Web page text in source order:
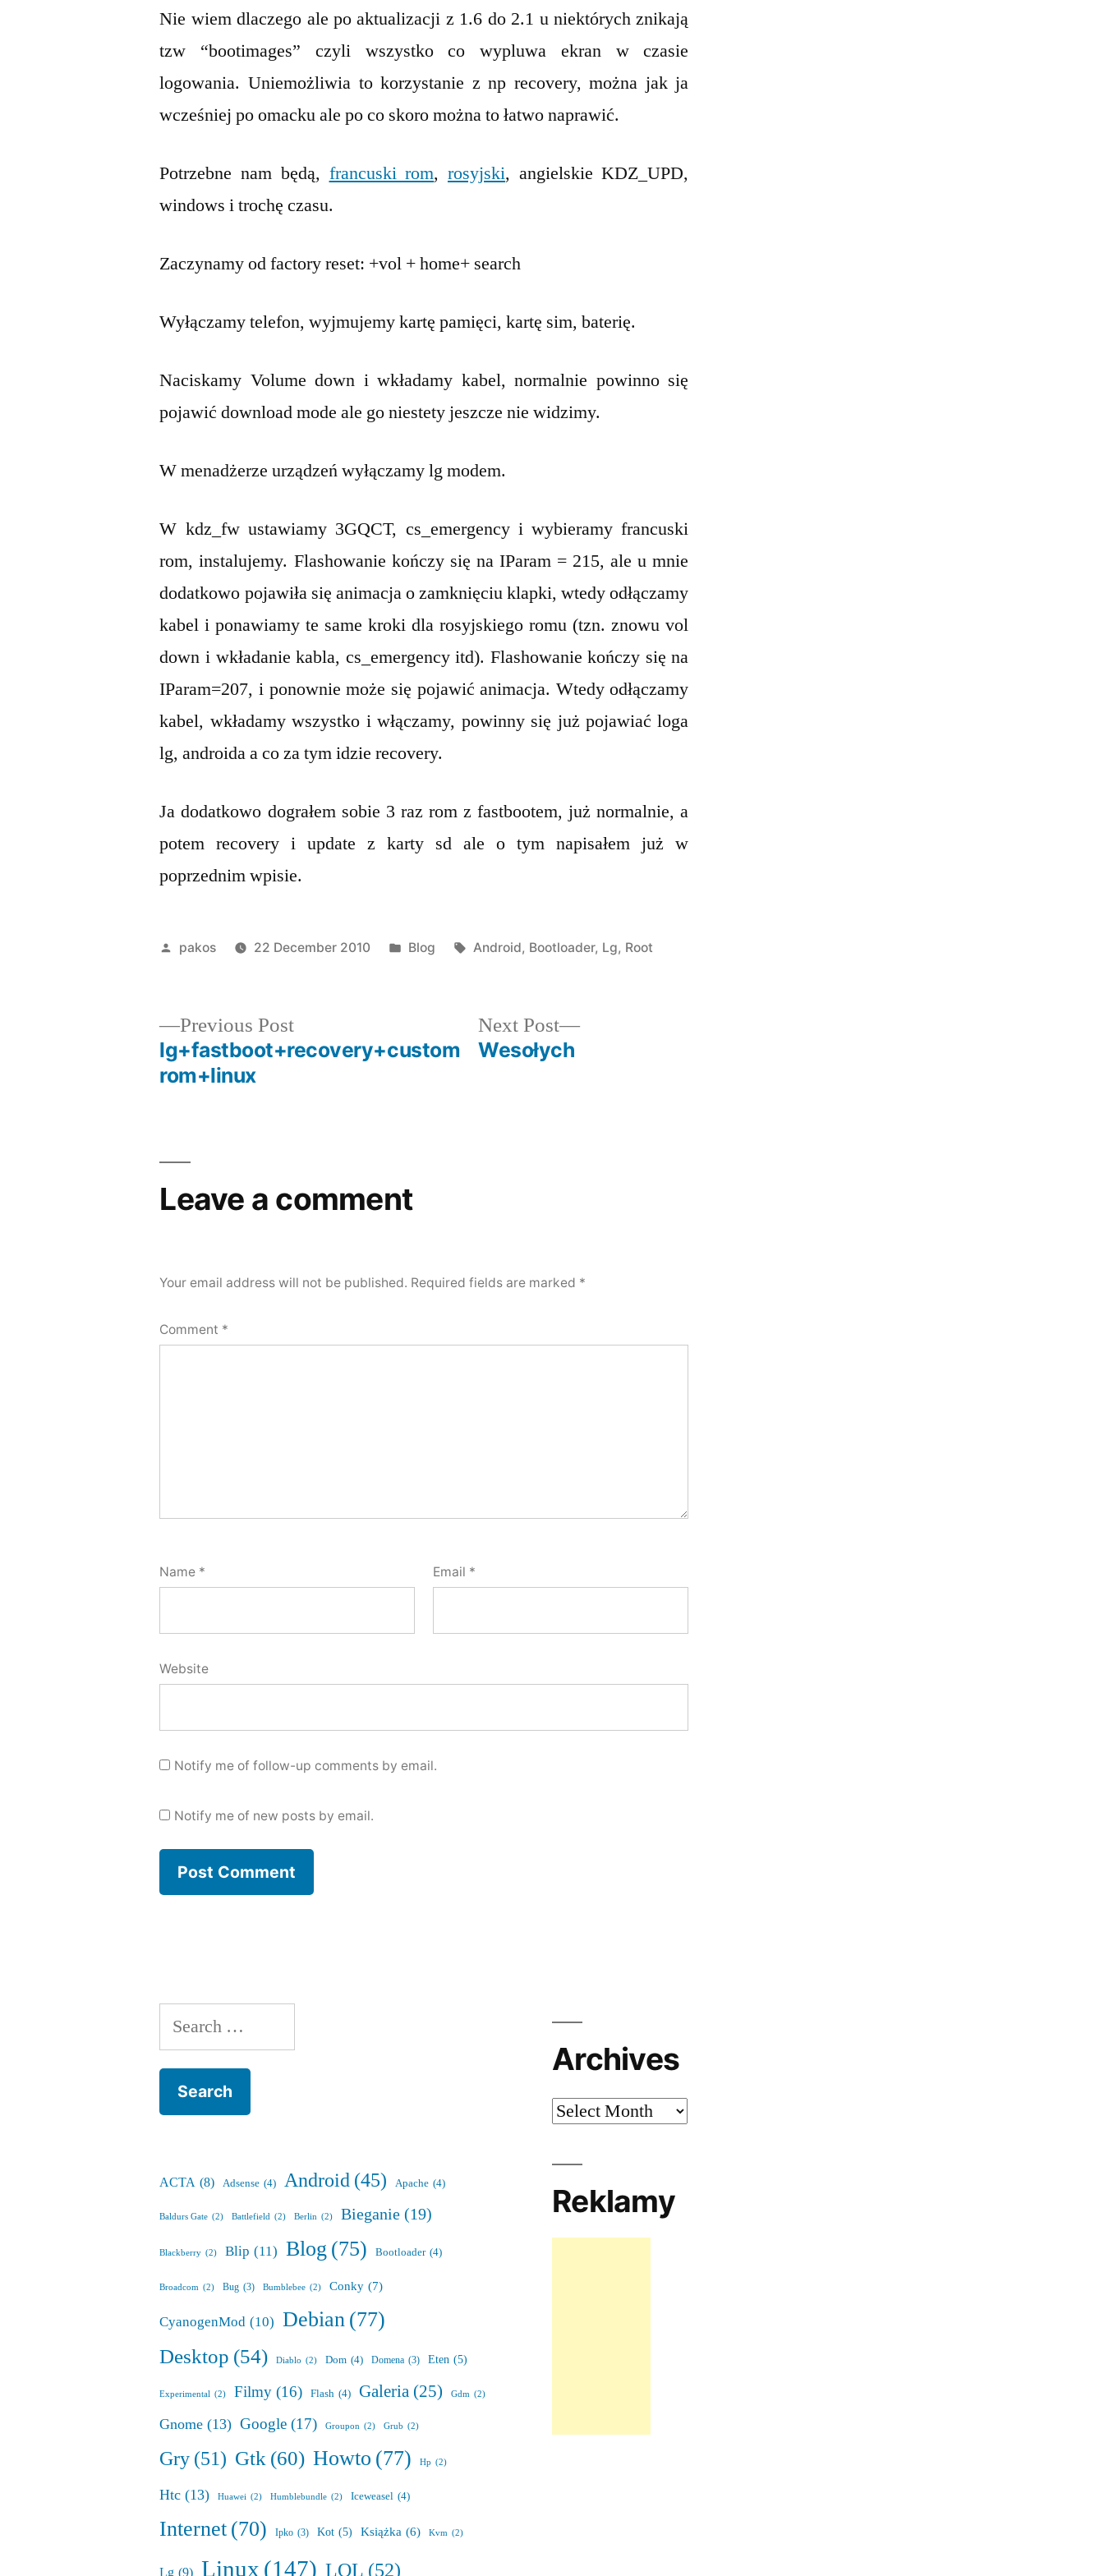
–
bootimage
Nie wiem dlaczego ale po aktualizacji z 1.6 do 2.1 u niektórych znikają
tzw “bootimages” czyli wszystko co wypluwa ekran w czasie
logowania. Uniemożliwia to korzystanie z np recovery, można jak ja
wcześniej po omacku ale po co skoro można to łatwo naprawić.
Potrzebne nam będą, francuski rom, rosyjski, angielskie KDZ_UPD,
windows i trochę czasu.
Zaczynamy od factory reset: +vol + home+ search
Wyłączamy telefon, wyjmujemy kartę pamięci, kartę sim, baterię.
Naciskamy Volume down i wkładamy kabel, normalnie powinno się
pojawić download mode ale go niestety jeszcze nie widzimy.
W menadżerze urządzeń wyłączamy lg modem.
W kdz_fw ustawiamy 3GQCT, cs_emergency i wybieramy francuski
rom, instalujemy. Flashowanie kończy się na IParam = 215, ale u mnie
dodatkowo pojawiła się animacja o zamknięciu klapki, wtedy odłączamy
kabel i ponawiamy te same kroki dla rosyjskiego romu (tzn. znowu vol
down i wkładanie kabla, cs_emergency itd). Flashowanie kończy się na
IParam=207, i ponownie może się pojawić animacja. Wtedy odłączamy
kabel, wkładamy wszystko i włączamy, powinny się już pojawiać loga
lg, androida a co za tym idzie recovery.
Ja dodatkowo dograłem sobie 3 raz rom z fastbootem, już normalnie, a
potem recovery i update z karty sd ale o tym napisałem już w
poprzednim wpisie.
Posted
pakos 22 December 2010
Posted
Blog Tags:
Android, Bootloader, Lg, Root
Previous PostPrevious
post:
lg+fastboot+recovery+custom
rom+linux
Next Post
Next
Wesołych
Leave a comment
Your email address will not be published. Required fields are marked *
Comment *
Name * Email *
Website
Notify me of follow-up comments by email.
Notify me of new posts by email.
Search
for:
Archives
Archives
ACTA (8) Adsense (4) Android (45) Apache (4)
Baldurs Gate (2) Battlefield (2) Berlin (2) Bieganie (19)
Blackberry (2) Blip (11) Blog(75) Bootloader (4)
Broadcom (2) Bug (3) Bumblebee (2) Conky (7)
CyanogenMod (10) Debian(77)
Desktop (54) Diablo (2) Dom (4) Domena (3) Eten (5)
Experimental (2) Filmy (16) Flash (4) Galeria (25) Gdm (2)
Gnome (13) Google (17) Groupon (2) Grub (2)
Gry(51) Gtk(60) Howto (77) Hp (2)
Htc (13) Huawei (2) Humblebundle (2) Iceweasel (4)
Internet(70) Ipko (3) Kot (5) Książka (6) Kvm (2)
Linux(147)
Reklamy